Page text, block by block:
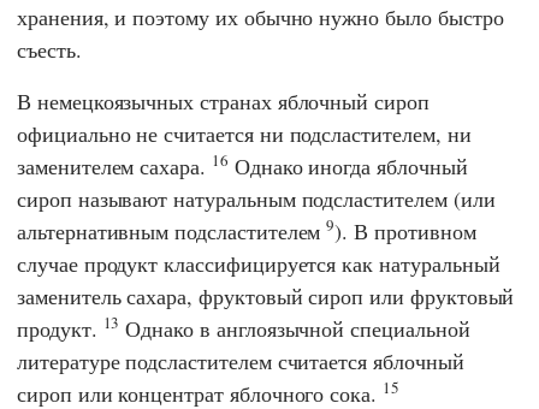
хранения, и поэтому их обычно нужно было быстро
съесть.
В немецкоязычных странах яблочный сироп
официально не считается ни подсластителем, ни
заменителем сахара. 16 Однако иногда яблочный
сироп называют натуральным подсластителем (или
альтернативным подсластителем9). В противном
случае продукт классифицируется как натуральный
заменитель сахара, фруктовый сироп или фруктовый
продукт. 13 Однако в англоязычной специальной
литературе подсластителем считается яблочный
сироп или концентрат яблочного сока. 15